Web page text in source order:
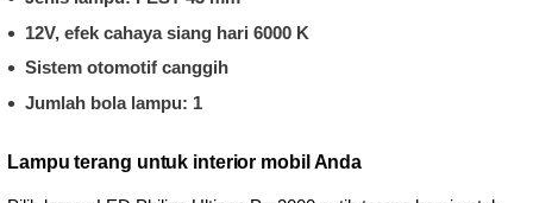
12V, efek cahaya siang hari 6000 K
Sistem otomotif canggih
Jumlah bola lampu: 1
Lampu terang untuk interior mobil Anda